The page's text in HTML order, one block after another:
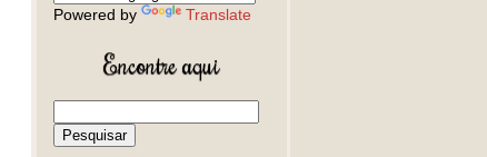
Powered by Translate
Encontre aqui